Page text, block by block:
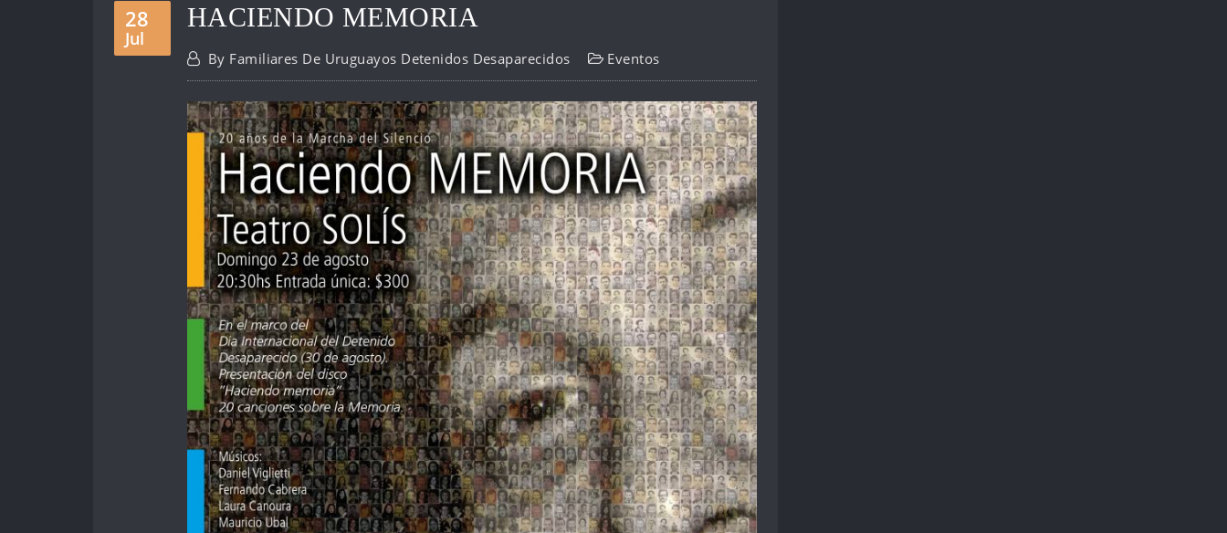
28
Jul
HACIENDO MEMORIA
By Familiares De Uruguayos Detenidos Desaparecidos Eventos